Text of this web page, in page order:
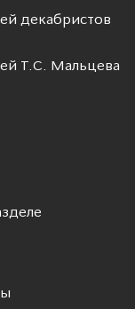
декабристов
Т.С. Мальцева